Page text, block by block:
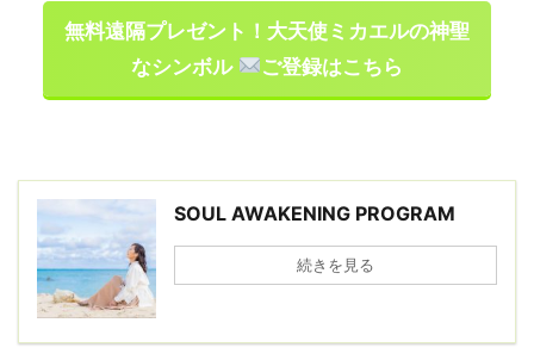
無料遠隔プレゼント！大天使ミカエルの神聖
なシンボル
ご登録はこちら
SOUL AWAKENING PROGRAM
続きを見る